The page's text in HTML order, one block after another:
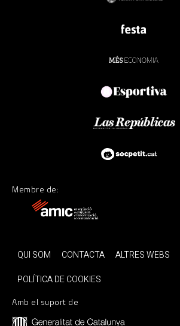
Membre de:
QUI SOM CONTACTA ALTRES WEBS
POLÍTICA DE COOKIES
Amb el suport de